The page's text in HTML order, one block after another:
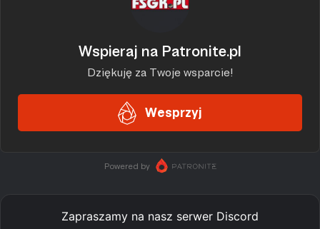
Zapraszamy na nasz serwer Discord